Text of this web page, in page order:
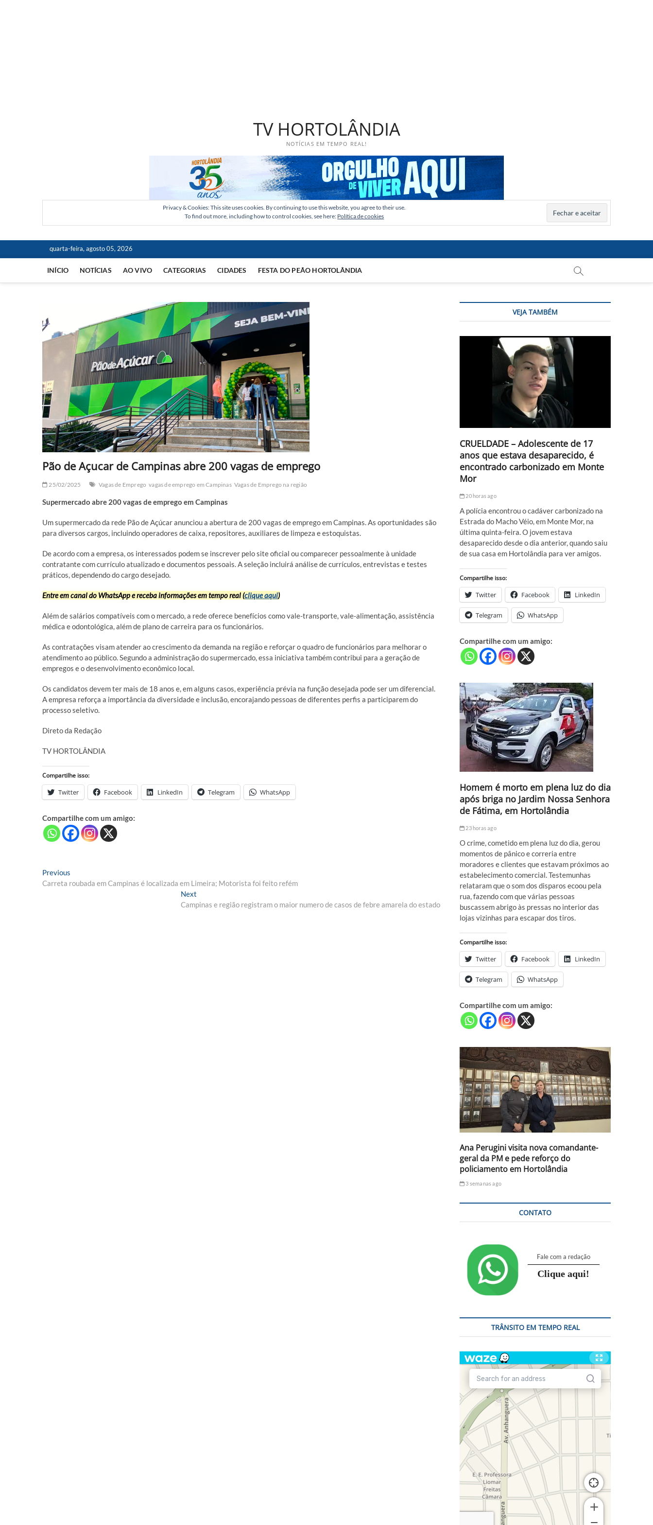
TV HORTOLÂNDIA
NOTÍCIAS EM TEMPO REAL!
Privacy & Cookies: This site uses cookies. By continuing to use this website, you agree to their use.
To find out more, including how to control cookies, see here: Política de cookies
quarta-feira, agosto 05, 2026
INÍCIO NOTÍCIAS AO VIVO CATEGORIAS CIDADES FESTA DO PEÃO HORTOLÂNDIA
Pão de Açucar de Campinas abre 200 vagas de emprego
25/02/2025 Vagas de Emprego vagas de emprego em Campinas Vagas de Emprego na região
Supermercado abre 200 vagas de emprego em Campinas
Um supermercado da rede Pão de Açúcar anunciou a abertura de 200 vagas de emprego em Campinas. As oportunidades são
para diversos cargos, incluindo operadores de caixa, repositores, auxiliares de limpeza e estoquistas.
De acordo com a empresa, os interessados podem se inscrever pelo site oficial ou comparecer pessoalmente à unidade
contratante com currículo atualizado e documentos pessoais. A seleção incluirá análise de currículos, entrevistas e testes
práticos, dependendo do cargo desejado.
Entre em canal do WhatsApp e receba informações em tempo real (clique aqui)
Além de salários compatíveis com o mercado, a rede oferece benefícios como vale-transporte, vale-alimentação, assistência
médica e odontológica, além de plano de carreira para os funcionários.
As contratações visam atender ao crescimento da demanda na região e reforçar o quadro de funcionários para melhorar o
atendimento ao público. Segundo a administração do supermercado, essa iniciativa também contribui para a geração de
empregos e o desenvolvimento econômico local.
Os candidatos devem ter mais de 18 anos e, em alguns casos, experiência prévia na função desejada pode ser um diferencial.
A empresa reforça a importância da diversidade e inclusão, encorajando pessoas de diferentes perfis a participarem do
processo seletivo.
Direto da Redação
TV HORTOLÂNDIA
Compartilhe isso:
Twitter Facebook LinkedIn Telegram WhatsApp
Compartilhe com um amigo:
Navegação
de
Previous
post:
Carreta roubada em Campinas é localizada em Limeira; Motorista foi feito refém
Next
post:
Campinas e região registram o maior numero de casos de febre amarela do estado
VEJA TAMBÉM
CRUELDADE – Adolescente de 17
anos que estava desaparecido, é
encontrado carbonizado em Monte
Mor
20 horas ago
A polícia encontrou o cadáver carbonizado na
Estrada do Macho Véio, em Monte Mor, na
última quinta-feira. O jovem estava
desaparecido desde o dia anterior, quando saiu
de sua casa em Hortolândia para ver amigos.
Compartilhe isso:
Twitter Facebook LinkedIn
Telegram WhatsApp
Compartilhe com um amigo:
Homem é morto em plena luz do dia
após briga no Jardim Nossa Senhora
de Fátima, em Hortolândia
23 horas ago
O crime, cometido em plena luz do dia, gerou
momentos de pânico e correria entre
moradores e clientes que estavam próximos ao
estabelecimento comercial. Testemunhas
relataram que o som dos disparos ecoou pela
rua, fazendo com que várias pessoas
buscassem abrigo às pressas no interior das
lojas vizinhas para escapar dos tiros.
Compartilhe isso:
Twitter Facebook LinkedIn
Telegram WhatsApp
Compartilhe com um amigo:
Ana Perugini visita nova comandante-
geral da PM e pede reforço do
policiamento em Hortolândia
3 semanas ago
CONTATO
Fale com a redação
Clique aqui!
TRÂNSITO EM TEMPO REAL